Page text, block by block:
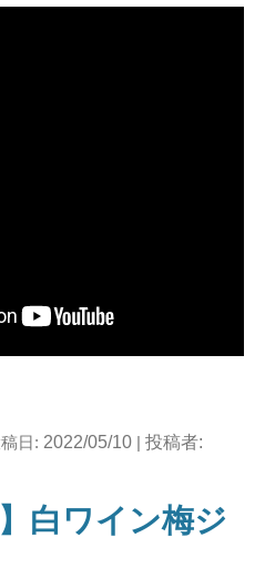
稿日:2022/05/10 |投稿者:
白ワイン梅ジ